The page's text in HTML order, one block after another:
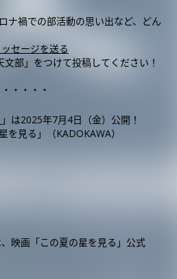
ナ禍での部活動の思い出など、どん
ッセージを送る
部」をつけて投稿してください！
・・・・
」は2025年7月4日（金）公開！
を見る」（KADOKAWA）
映画「この夏の星を見る」公式